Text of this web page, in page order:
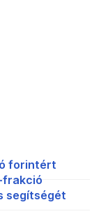
forintért
frakció
segítségét